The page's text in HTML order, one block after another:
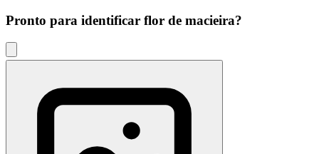
Pronto para identificar flor de macieira?